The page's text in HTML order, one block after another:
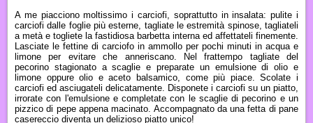
A me piacciono moltissimo i carciofi, soprattutto in insalata:pulite i
carciofi dalle foglie più esterne, tagliate le estremità spinose, tagliateli
a metà e togliete la fastidiosa barbetta interna ed affettateli finemente.
Lasciate le fettine di carciofo in ammollo per pochi minuti in acqua e
limone per evitare che anneriscano. Nel frattempo tagliate del
pecorino stagionato a scaglie e preparate un emulsione di olio e
limone oppure olio e aceto balsamico, come più piace. Scolate i
carciofi ed asciugateli delicatamente. Disponete i carciofi su un piatto,
irrorate con l'emulsione e completate con le scaglie di pecorino e un
pizzico di pepe appena macinato. Accompagnato da una fetta di pane
casereccio diventa un delizioso piatto unico!